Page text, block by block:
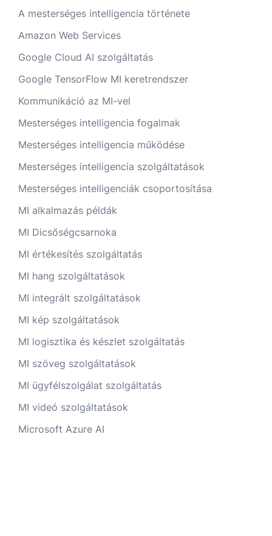
A mesterséges intelligencia története
Amazon Web Services
Google Cloud AI szolgáltatás
Google TensorFlow MI keretrendszer
Kommunikáció az MI-vel
Mesterséges intelligencia fogalmak
Mesterséges intelligencia működése
Mesterséges intelligencia szolgáltatások
Mesterséges intelligenciák csoportosítása
MI alkalmazás példák
MI Dicsőségcsarnoka
MI értékesítés szolgáltatás
MI hang szolgáltatások
MI integrált szolgáltatások
MI kép szolgáltatások
MI logisztika és készlet szolgáltatás
MI szöveg szolgáltatások
MI ügyfélszolgálat szolgáltatás
MI videó szolgáltatások
Microsoft Azure AI